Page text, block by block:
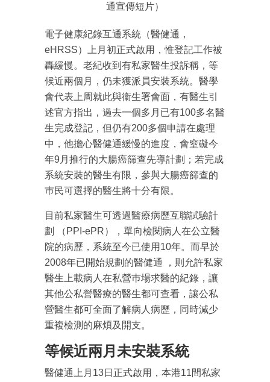
通宣傳短片）
電子健康紀錄互通系統（醫健通，
eHRSS）上月初正式啟用，惟登記工作被
轟緩慢。老紀收到有私家醫生投訴稱，等
候近兩個月，仍未獲派員安裝系統。醫學
會代表上周就此與衞生署會面，有醫生引
述官方指出，過去一個多月已有100多名醫
生完成登記，但仍有200多個申請在處理
中，他擔心醫健通緩慢的進度，會窒礙今
年9月推行的大腸癌篩查先導計劃；若完成
系統安裝的醫生有限，參與大腸癌篩查的
巿民可選擇的醫生將十分有限。
目前私家醫生可透過醫療病歷互聯試驗計
劃 （PPI-ePR），單向檢閱病人在公立醫
院的病歷，系統至今已使用10年。而早於
2008年已開始規劃的醫健通 ，則允許私家
醫生上載病人在私營巿場求醫的紀錄，讓
其他公私營醫療的醫生都可查看，讓公私
營醫生都可全面了解病人病歷，同時減少
重複檢測的麻煩及開支。
等候近兩月未安裝系統
醫健通上月13日正式啟用，本港11間私家